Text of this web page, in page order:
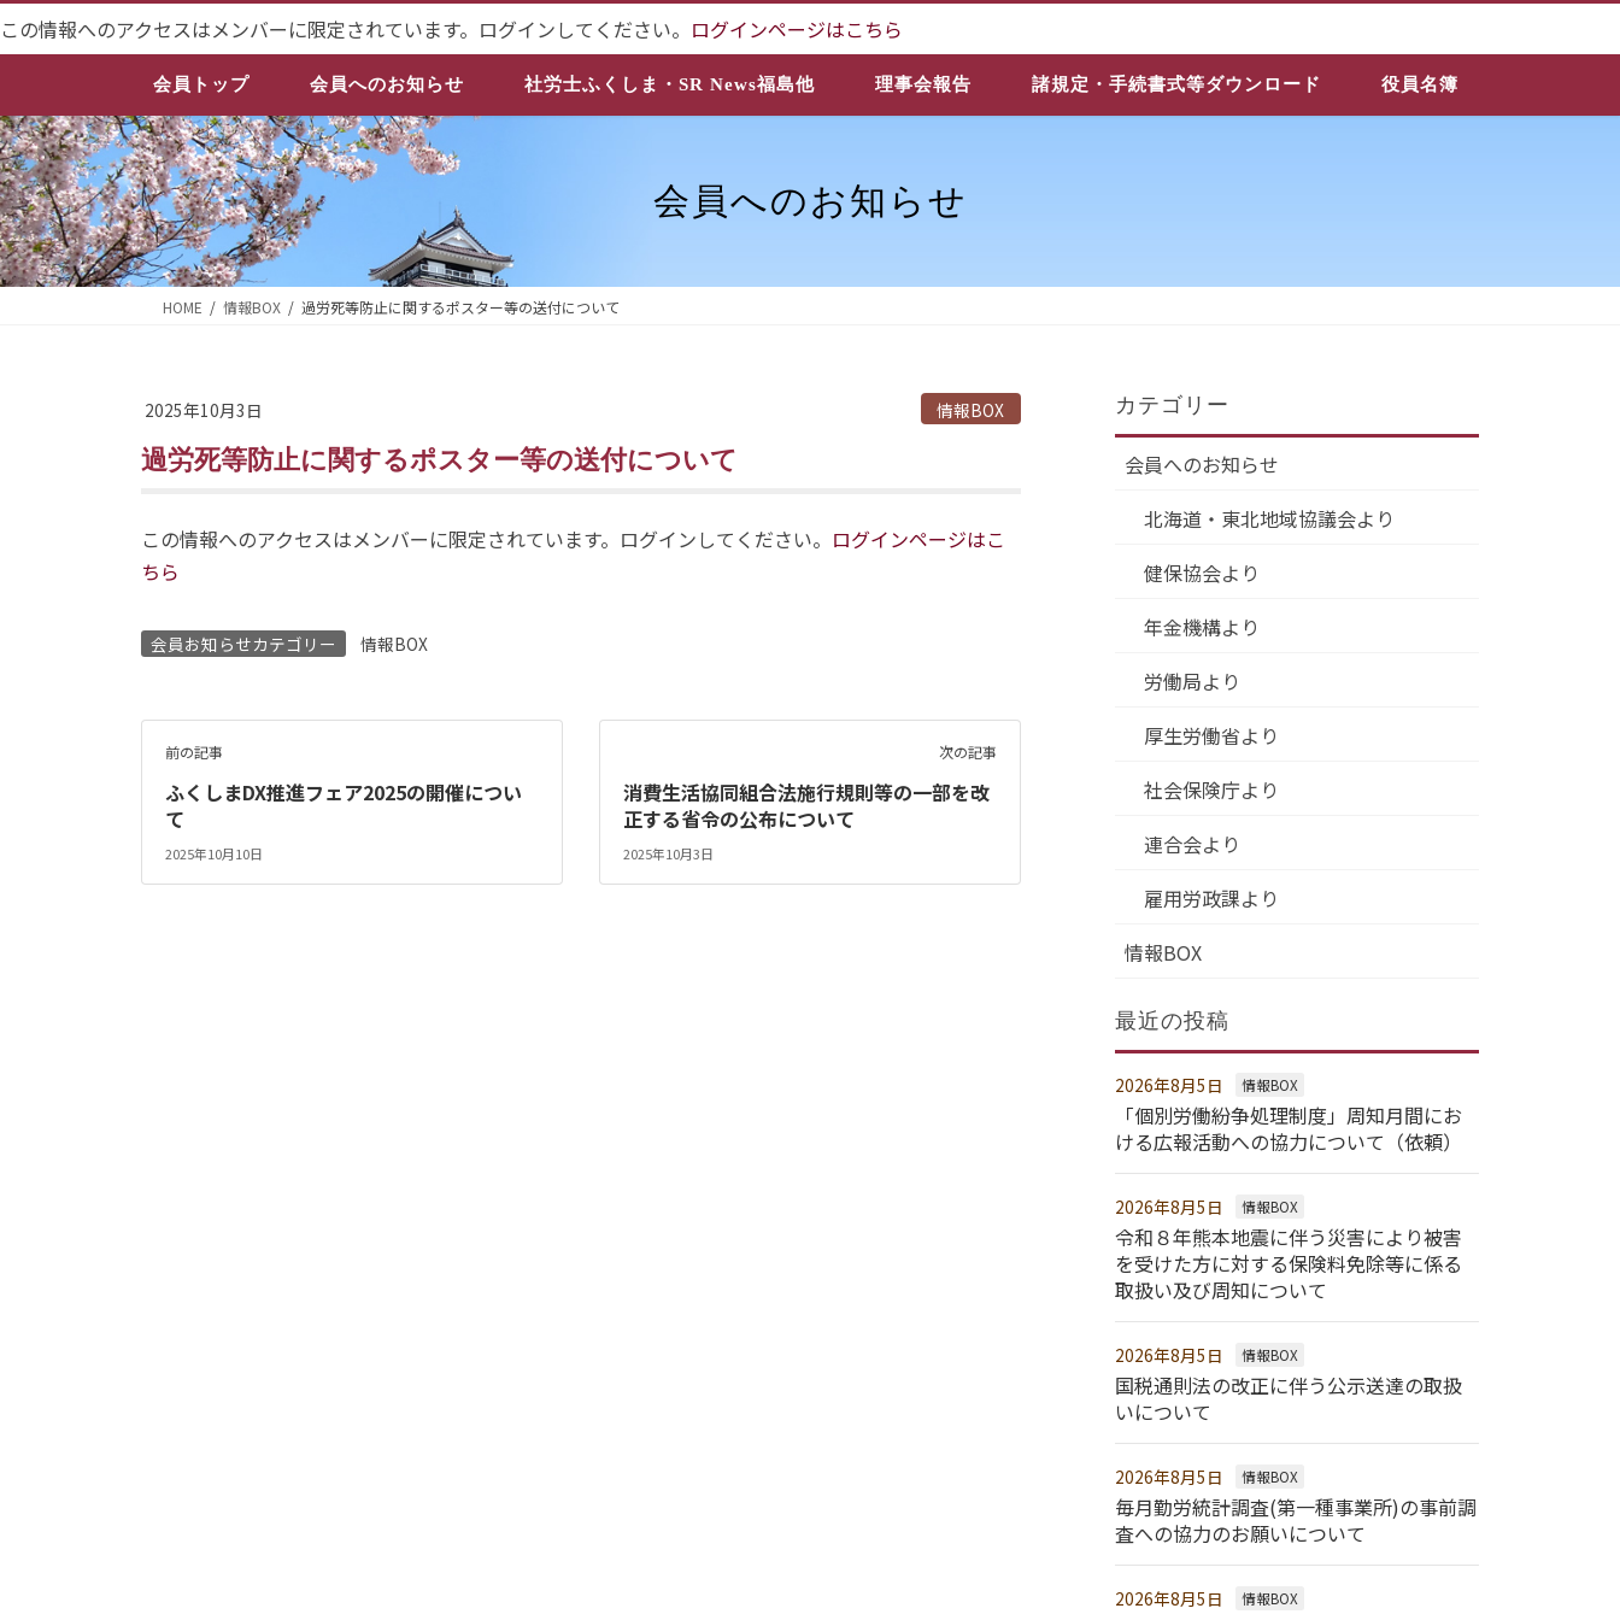
ン
ン
ツ
へ
ス
キ
ッ
ビ
ー
シ
ョ
ン
に
移
この情報へのアクセスはメンバーに限定されています。ログインしてください。 ログインページはこちら
会員トップ 会員へのお知らせ 社労士ふくしま・SR News福島他 理事会報告 諸規定・手続書式等ダウンロード 役員名簿
会員へのお知らせ
HOME 情報BOX 過労死等防止に関するポスター等の送付について
2025年10月3日 情報BOX
過労死等防止に関するポスター等の送付について
この情報へのアクセスはメンバーに限定されています。ログインしてください。 ログインページはこ
ちら
会員お知らせカテゴリー 情報BOX
前の記事
ふくしまDX推進フェア2025の開催につい
て
2025年10月10日
次の記事
消費生活協同組合法施行規則等の一部を改
正する省令の公布について
2025年10月3日
カテゴリー
会員へのお知らせ
北海道・東北地域協議会より
健保協会より
年金機構より
労働局より
厚生労働省より
社会保険庁より
連合会より
雇用労政課より
情報BOX
最近の投稿
2026年8月5日 情報BOX
「個別労働紛争処理制度」周知月間にお
ける広報活動への協力について（依頼）
2026年8月5日 情報BOX
令和８年熊本地震に伴う災害により被害
を受けた方に対する保険料免除等に係る
取扱い及び周知について
2026年8月5日 情報BOX
国税通則法の改正に伴う公示送達の取扱
いについて
2026年8月5日 情報BOX
毎月勤労統計調査(第一種事業所)の事前調
査への協力のお願いについて
2026年8月5日 情報BOX